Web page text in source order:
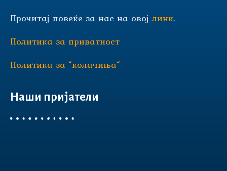
Прочитај повеќе за нас на овојлинк.
Политика за приватност
Политика за “колачиња“
Наши пријатели